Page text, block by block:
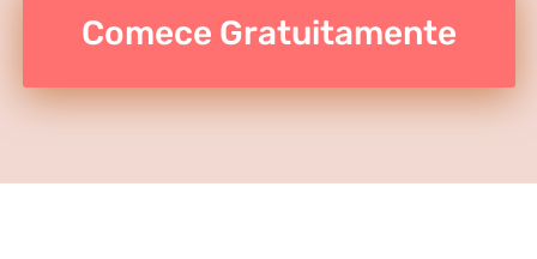
Comece Gratuitamente